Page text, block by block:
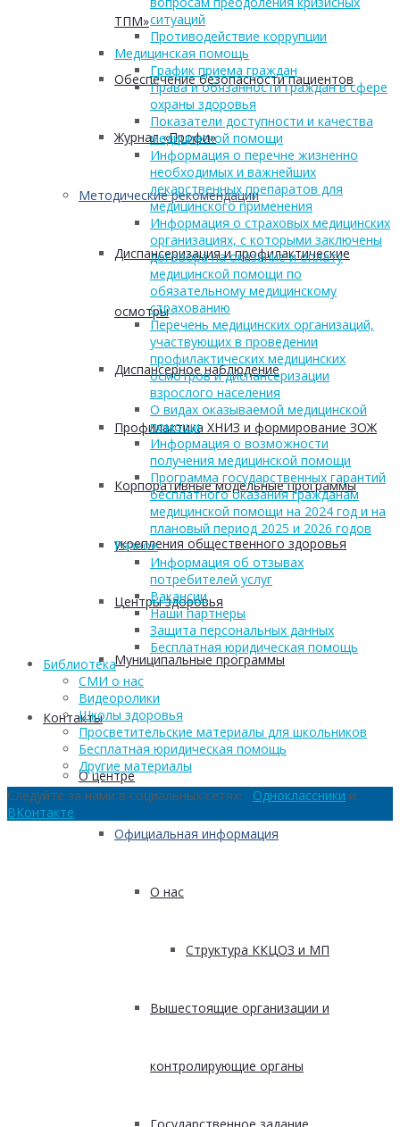
ТПМ»
Обеспечение безопасности пациентов
Журнал «Профи»
Методические рекомендации
Диспансеризация и профилактические
осмотры
Диспансерное наблюдение
Профилактика ХНИЗ и формирование ЗОЖ
Корпоративные модельные программы
укрепления общественного здоровья
Центры здоровья
Муниципальные программы
Контакты
О центре
Официальная информация
О нас
Структура ККЦОЗ и МП
Вышестоящие организации и
контролирующие органы
ситуаций
Противодействие коррупции
Медицинская помощь
График приема граждан
Права и обязанности граждан в сфере
охраны здоровья
Показатели доступности и качества
медицинской помощи
Информация о перечне жизненно
необходимых и важнейших
лекарственных препаратов для
медицинского применения
Информация о страховых медицинских
организациях, с которыми заключены
договора на оказание и оплату
медицинской помощи по
обязательному медицинскому
страхованию
Перечень медицинских организаций,
участвующих в проведении
профилактических медицинских
осмотров и диспансеризации
взрослого населения
О видах оказываемой медицинской
помощи
Информация о возможности
получения медицинской помощи
Программа государственных гарантий
бесплатного оказания гражданам
медицинской помощи на 2024 год и на
плановый период 2025 и 2026 годов
Разное
Информация об отзывах
потребителей услуг
Вакансии
Наши партнеры
Защита персональных данных
Бесплатная юридическая помощь
Библиотека
СМИ о нас
Видеоролики
Школы здоровья
Просветительские материалы для школьников
Бесплатная юридическая помощь
Другие материалы
Следуйте за нами в социальных сетях: Одноклассники и
ВКонтакте